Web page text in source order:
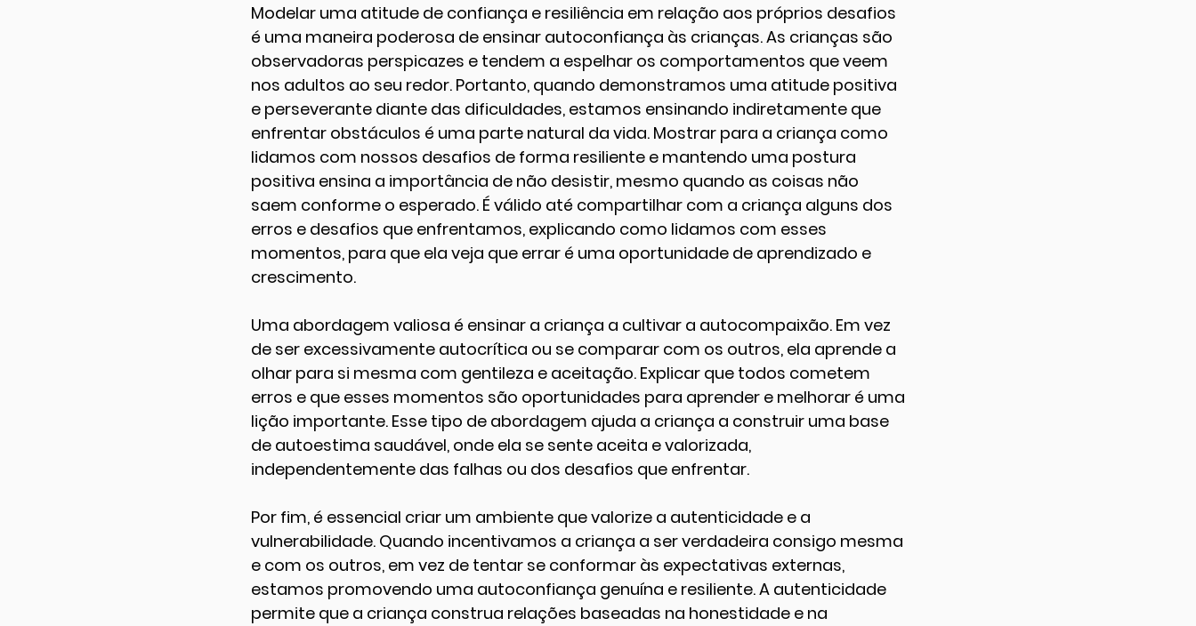
Modelar uma atitude de confiança e resiliência em relação aos próprios desafios
é uma maneira poderosa de ensinar autoconfiança às crianças. As crianças são
observadoras perspicazes e tendem a espelhar os comportamentos que veem
nos adultos ao seu redor. Portanto, quando demonstramos uma atitude positiva
e perseverante diante das dificuldades, estamos ensinando indiretamente que
enfrentar obstáculos é uma parte natural da vida. Mostrar para a criança como
lidamos com nossos desafios de forma resiliente e mantendo uma postura
positiva ensina a importância de não desistir, mesmo quando as coisas não
saem conforme o esperado. É válido até compartilhar com a criança alguns dos
erros e desafios que enfrentamos, explicando como lidamos com esses
momentos, para que ela veja que errar é uma oportunidade de aprendizado e
crescimento.
Uma abordagem valiosa é ensinar a criança a cultivar a autocompaixão. Em vez
de ser excessivamente autocrítica ou se comparar com os outros, ela aprende a
olhar para si mesma com gentileza e aceitação. Explicar que todos cometem
erros e que esses momentos são oportunidades para aprender e melhorar é uma
lição importante. Esse tipo de abordagem ajuda a criança a construir uma base
de autoestima saudável, onde ela se sente aceita e valorizada,
independentemente das falhas ou dos desafios que enfrentar.
Por fim, é essencial criar um ambiente que valorize a autenticidade e a
vulnerabilidade. Quando incentivamos a criança a ser verdadeira consigo mesma
e com os outros, em vez de tentar se conformar às expectativas externas,
estamos promovendo uma autoconfiança genuína e resiliente. A autenticidade
permite que a criança construa relações baseadas na honestidade e na